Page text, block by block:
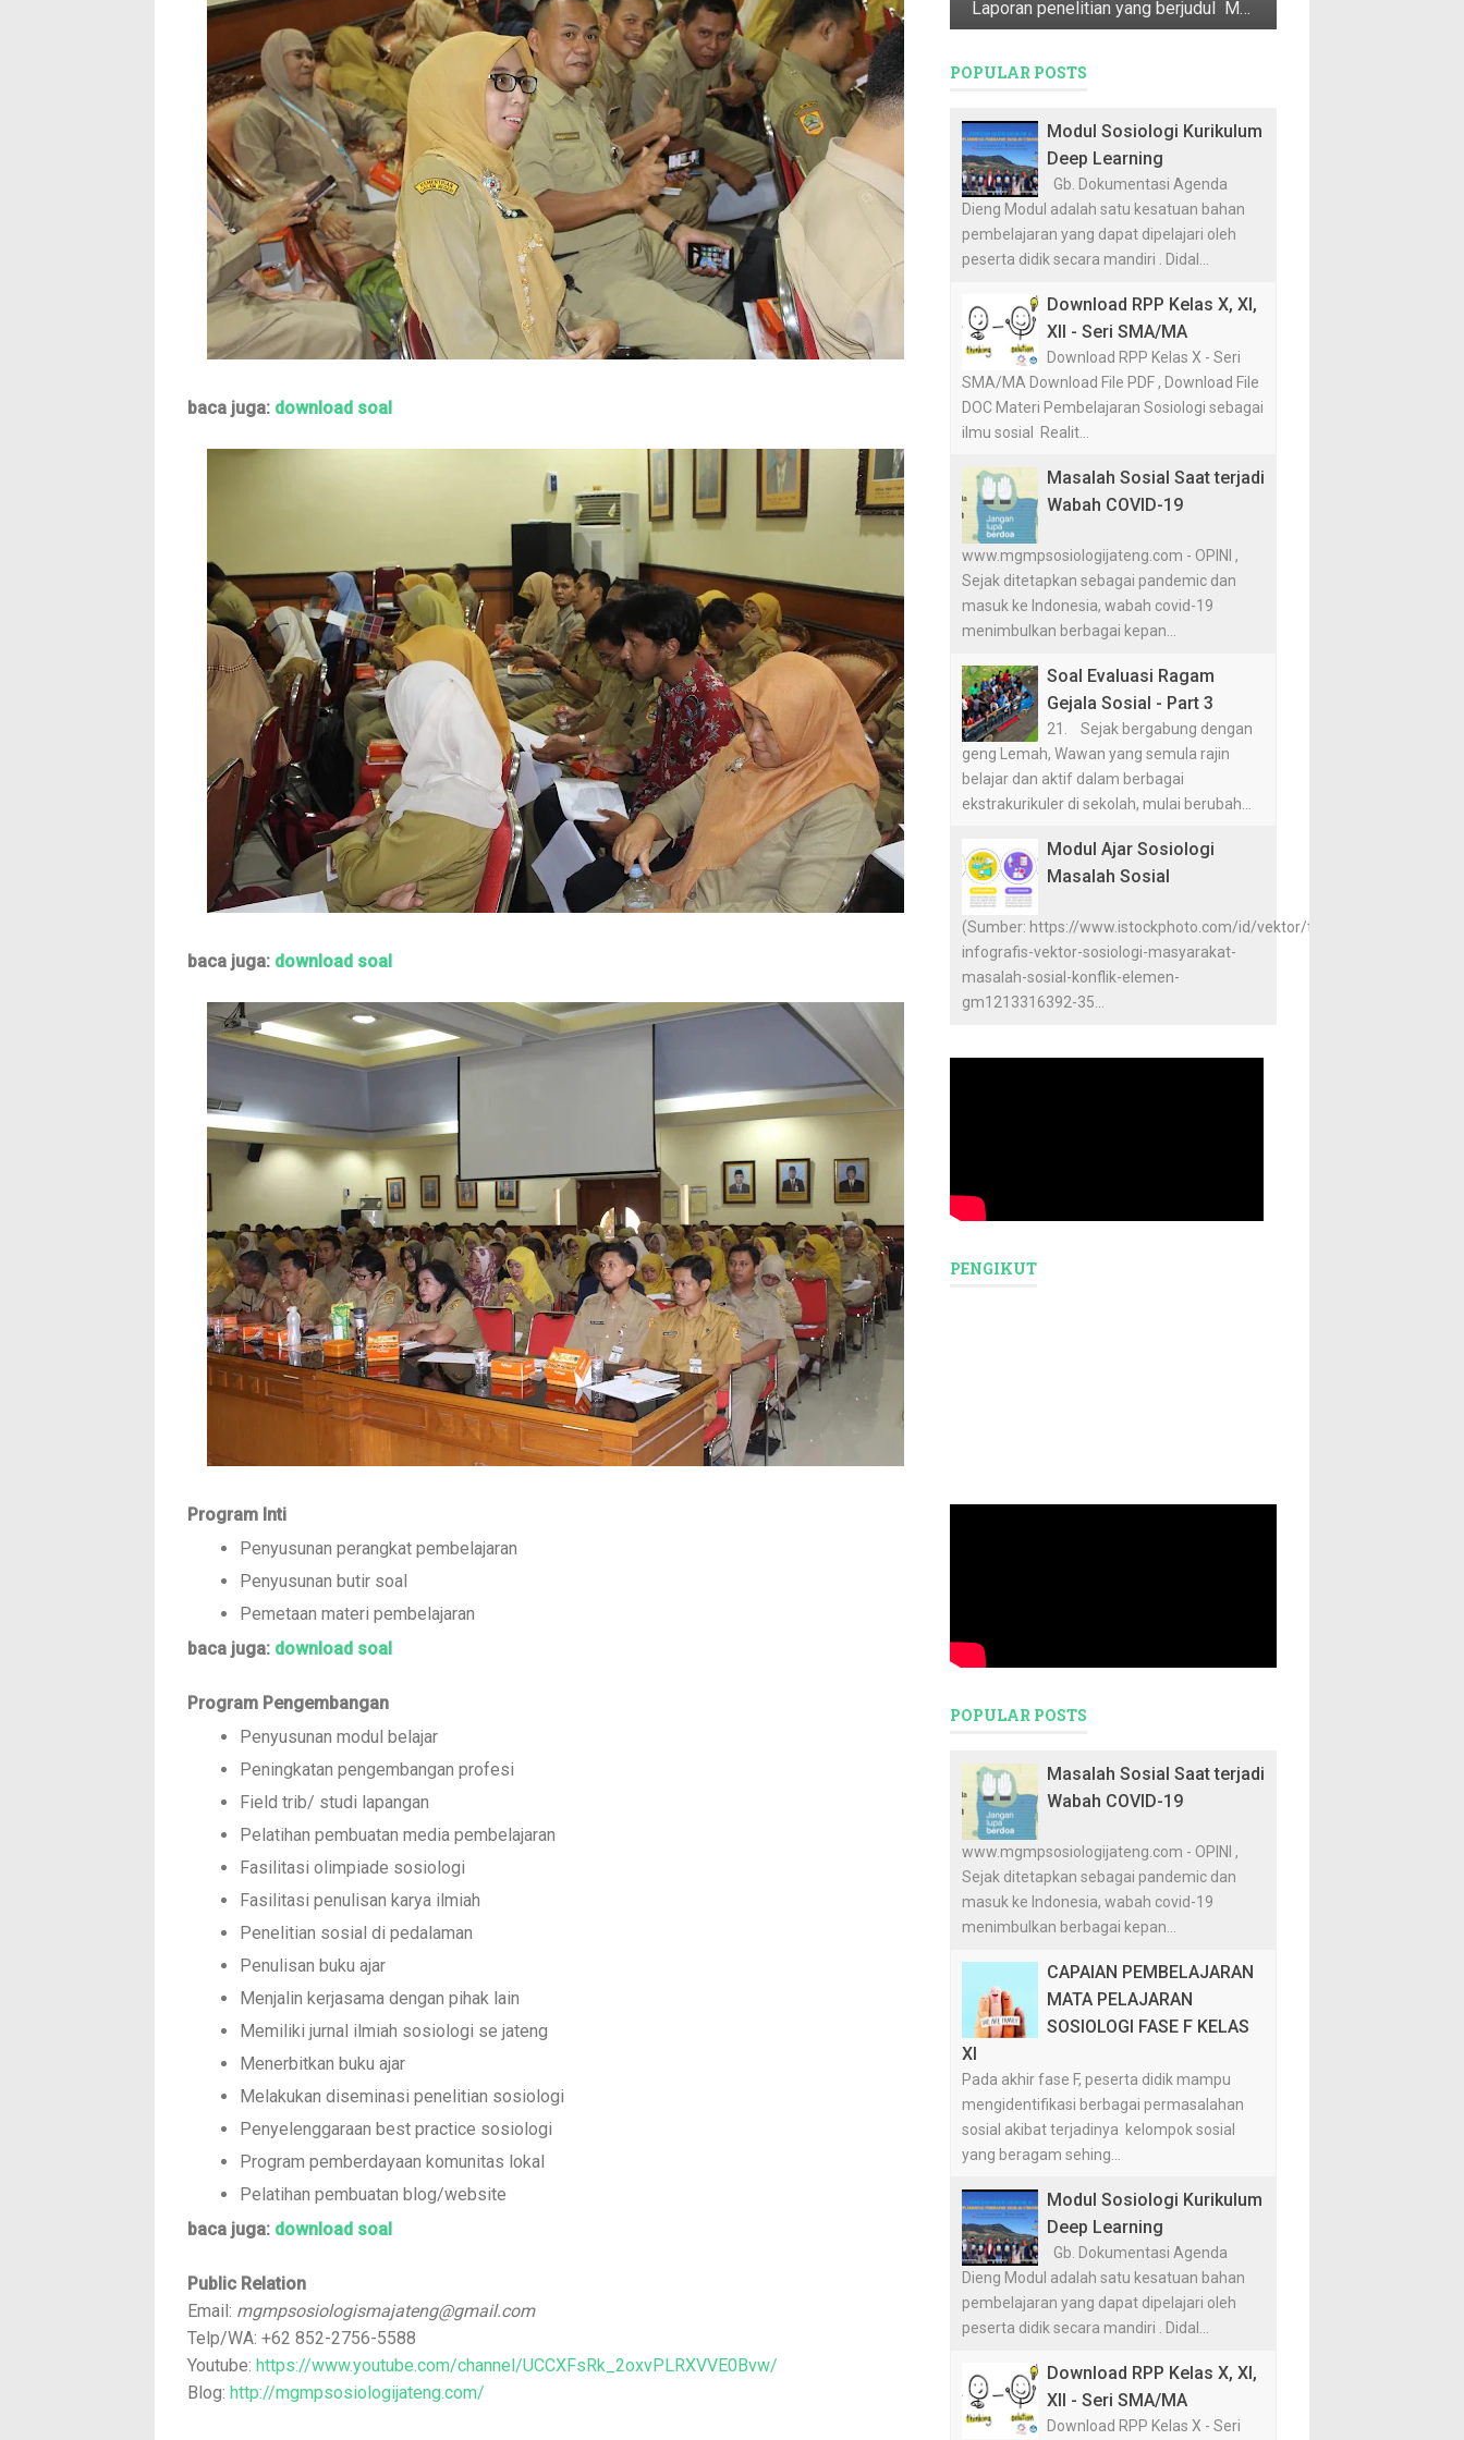
baca juga: download soal
baca juga: download soal
Program Inti
Penyusunan perangkat pembelajaran
Penyusunan butir soal
Pemetaan materi pembelajaran
baca juga: download soal
Program Pengembangan
Penyusunan modul belajar
Peningkatan pengembangan profesi
Field trib/ studi lapangan
Pelatihan pembuatan media pembelajaran
Fasilitasi olimpiade sosiologi
Fasilitasi penulisan karya ilmiah
Penelitian sosial di pedalaman
Penulisan buku ajar
Menjalin kerjasama dengan pihak lain
Memiliki jurnal ilmiah sosiologi se jateng
Menerbitkan buku ajar
Melakukan diseminasi penelitian sosiologi
Penyelenggaraan best practice sosiologi
Program pemberdayaan komunitas lokal
Pelatihan pembuatan blog/website
baca juga: download soal
Public Relation
Email: mgmpsosiologismajateng@gmail.com
Telp/WA: +62 852-2756-5588
Youtube: https://www.youtube.com/channel/UCCXFsRk_2oxvPLRXVVE0Bvw/
Blog: http://mgmpsosiologijateng.com/
Laporan penelitian yang berjudul Mata Pencaharian Utama, Penyangga, & Pendukung Masyarakat Desa Dasun ini merupakan Program Pendataan D...
POPULAR POSTS
Modul Sosiologi Kurikulum
Deep Learning
Gb. Dokumentasi Agenda
Dieng Modul adalah satu kesatuan bahan
pembelajaran yang dapat dipelajari oleh
peserta didik secara mandiri . Didal...
Download RPP Kelas X, XI,
XII - Seri SMA/MA
Download RPP Kelas X - Seri
SMA/MA Download File PDF , Download File
DOC Materi Pembelajaran Sosiologi sebagai
ilmu sosial Realit...
Masalah Sosial Saat terjadi
Wabah COVID-19
www.mgmpsosiologijateng.com - OPINI ,
Sejak ditetapkan sebagai pandemic dan
masuk ke Indonesia, wabah covid-19
menimbulkan berbagai kepan...
Soal Evaluasi Ragam
Gejala Sosial - Part 3
21. Sejak bergabung dengan
geng Lemah, Wawan yang semula rajin
belajar dan aktif dalam berbagai
ekstrakurikuler di sekolah, mulai berubah...
Modul Ajar Sosiologi
Masalah Sosial
(Sumber: https://www.istockphoto.com/id/vektor/template-
infografis-vektor-sosiologi-masyarakat-
masalah-sosial-konflik-elemen-
gm1213316392-35...
PENGIKUT
POPULAR POSTS
Masalah Sosial Saat terjadi
Wabah COVID-19
www.mgmpsosiologijateng.com - OPINI ,
Sejak ditetapkan sebagai pandemic dan
masuk ke Indonesia, wabah covid-19
menimbulkan berbagai kepan...
CAPAIAN PEMBELAJARAN
MATA PELAJARAN
SOSIOLOGI FASE F KELAS
XI
Pada akhir fase F, peserta didik mampu
mengidentifikasi berbagai permasalahan
sosial akibat terjadinya kelompok sosial
yang beragam sehing...
Modul Sosiologi Kurikulum
Deep Learning
Gb. Dokumentasi Agenda
Dieng Modul adalah satu kesatuan bahan
pembelajaran yang dapat dipelajari oleh
peserta didik secara mandiri . Didal...
Download RPP Kelas X, XI,
XII - Seri SMA/MA
Download RPP Kelas X - Seri